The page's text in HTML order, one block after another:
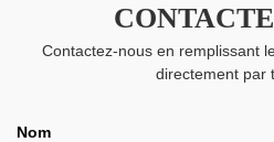
Contactez-nous en remplissant
directement par
Nom